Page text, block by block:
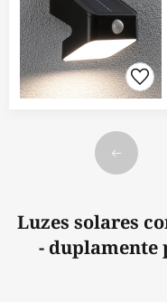
Anterior
Luzes solares
- duplamente